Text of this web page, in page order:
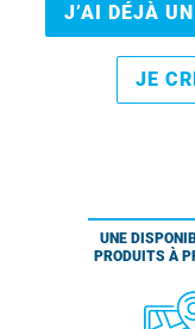
J’AI DÉJÀ
JE
UNE
PRODUITS À